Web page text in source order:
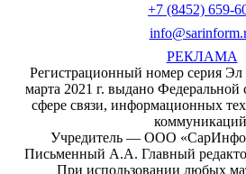
+7 (8452) 659-
РЕКЛАМА
Регистрационный номер серия
марта 2021 г. выдано Федеральной
сфере связи, информационных
Учредитель — ООО
Письменный А.А. Главный
При использовании любых